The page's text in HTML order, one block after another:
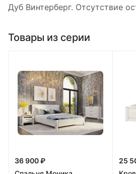
Дуб Винтерберг. Отсутствие
Товары из серии
36 900 ₽
25